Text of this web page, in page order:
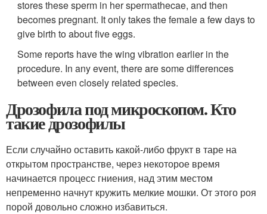
stores these sperm in her spermathecae, and then
becomes pregnant. It only takes the female a few days to
give birth to about five eggs.
Some reports have the wing vibration earlier in the
procedure. In any event, there are some differences
between even closely related species.
Дрозофила под микроскопом. Кто
такие дрозофилы
Если случайно оставить какой-либо фрукт в таре на
открытом пространстве, через некоторое время
начинается процесс гниения, над этим местом
непременно начнут кружить мелкие мошки. От этого роя
порой довольно сложно избавиться.